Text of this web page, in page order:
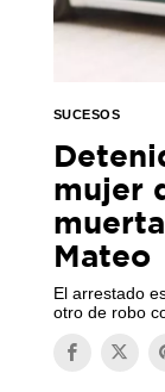
SUCESOS
mujer
Mateo
El arrestado
otro de robo